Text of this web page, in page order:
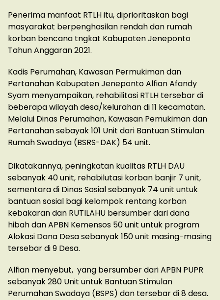
Penerima manfaat RTLH itu, diprioritaskan bagi
masyarakat berpenghasilan rendah dan rumah
korban bencana tngkat Kabupaten Jeneponto
Tahun Anggaran 2021.
Kadis Perumahan, Kawasan Permukiman dan
Pertanahan Kabupaten Jeneponto Alfian Afandy
Syam menyampaikan, rehabilitasi RTLH tersebar di
beberapa wilayah desa/kelurahan di 11 kecamatan.
Melalui Dinas Perumahan, Kawasan Pemukiman dan
Pertanahan sebayak 101 Unit dari Bantuan Stimulan
Rumah Swadaya (BSRS-DAK) 54 unit.
Dikatakannya, peningkatan kualitas RTLH DAU
sebanyak 40 unit, rehabilutasi korban banjir 7 unit,
sementara di Dinas Sosial sebanyak 74 unit untuk
bantuan sosial bagi kelompok rentang korban
kebakaran dan RUTILAHU bersumber dari dana
hibah dan APBN Kemensos 50 unit untuk program
Alokasi Dana Desa sebanyak 150 unit masing-masing
tersebar di 9 Desa.
Alfian menyebut, yang bersumber dari APBN PUPR
sebanyak 280 Unit untuk Bantuan Stimulan
Perumahan Swadaya (BSPS) dan tersebar di 8 desa.